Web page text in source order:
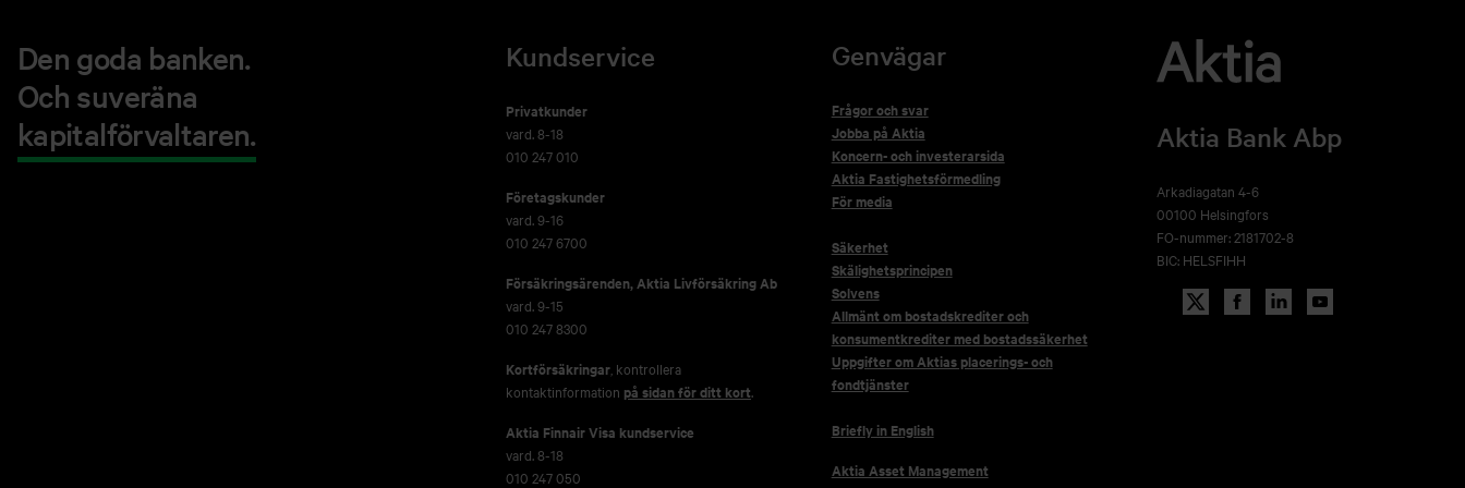
Den goda banken.
Och suveräna
kapitalförvaltaren.
Kundservice
Privatkunder
vard. 8-18
010 247 010
Företagskunder
vard. 9-16
010 247 6700
Försäkringsärenden,Aktia Livförsäkring Ab
vard. 9-15
010 247 8300
Kortförsäkringar, kontrollera
kontaktinformation på sidan för ditt kort.
Aktia Finnair Visa kundservice
vard. 8-18
010 247 050
Genvägar
Frågor och svar
Jobba på Aktia
Koncern- och investerarsida
Aktia Fastighetsförmedling
För media
Säkerhet
Skälighetsprincipen
Solvens
Allmänt om bostadskrediter och
konsumentkrediter med bostadssäkerhet
Uppgifter om Aktias placerings- och
fondtjänster
Briefly in English
Aktia Asset Management
Aktia Bank Abp
Arkadiagatan 4-6
00100 Helsingfors
FO-nummer: 2181702-8
BIC: HELSFIHH